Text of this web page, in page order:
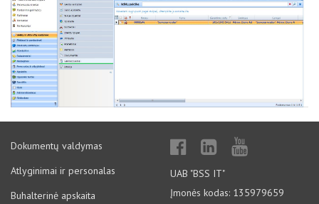
Dokumentų valdymas
Atlyginimai ir personalas
Buhalterinė apskaita
UAB "BSS IT"
Įmonės kodas: 135979659